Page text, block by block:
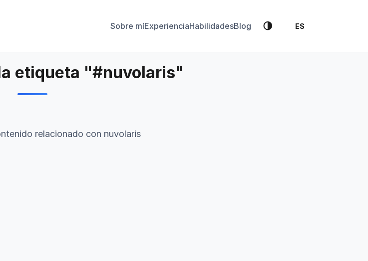
Sobre míExperienciaHabilidadesBlog 🌗 ES
etiqueta "#nuvolaris"
relacionado con nuvolaris